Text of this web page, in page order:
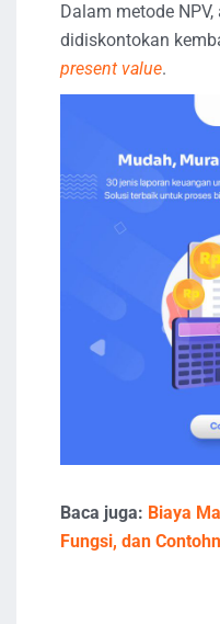
Dalam metode
didiskontokan
present value.
Baca juga: Biaya
Fungsi, dan